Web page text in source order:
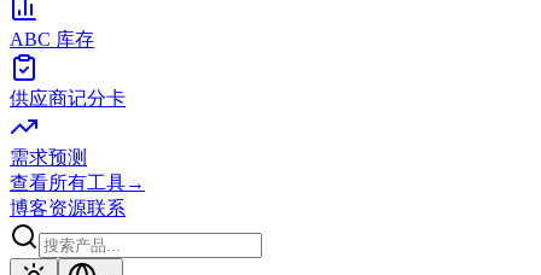
ABC 库存
供应商记分卡
需求预测
查看所有工具→
博客资源联系